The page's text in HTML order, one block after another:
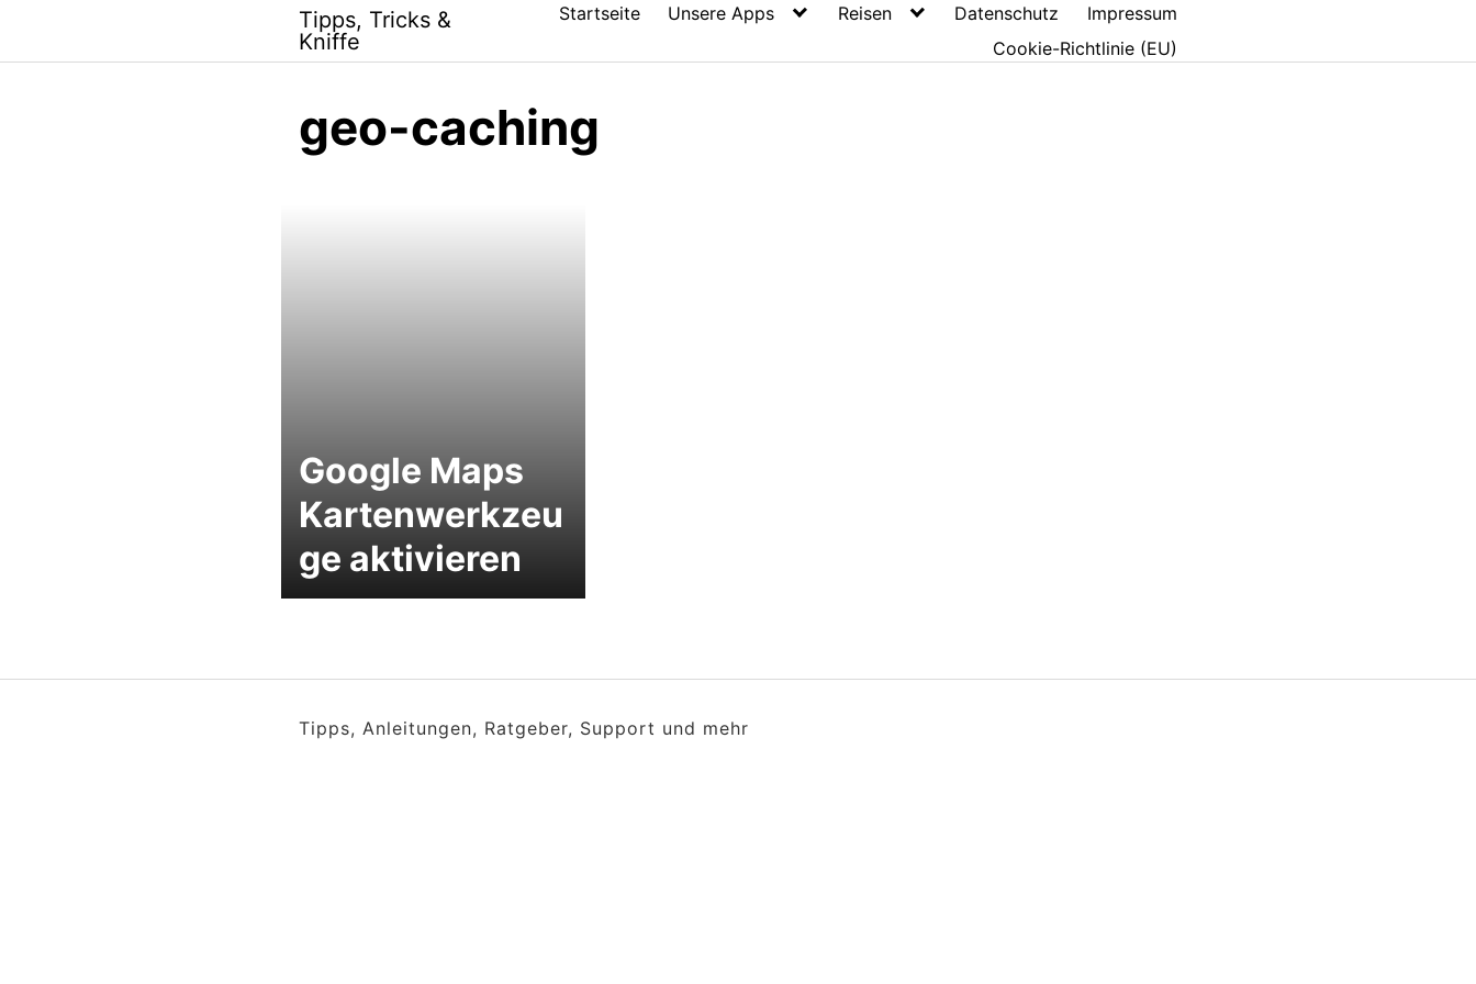
content
Tipps, Tricks &
Kniffe
Startseite Unsere Apps Reisen Datenschutz
Impressum
Cookie-Richtlinie (EU)
geo-caching
Google Maps
Kartenwerkzeu
ge aktivieren
Tipps, Anleitungen, Ratgeber, Support und mehr